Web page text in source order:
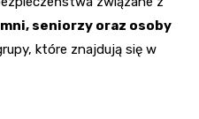
seniorzy oraz osoby
które znajdują się w